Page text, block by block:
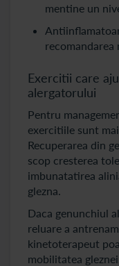
mentine un
recomandarea
Exercitii care
alergatorului
Pentru
exercitiile sunt
Recuperarea din
scop cresterea
imbunatatirea
glezna.
Daca genunchiul
reluare a
kinetoterapeut
mobilitatea